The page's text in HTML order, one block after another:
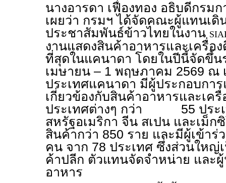
นางอารดา เฟื่องทอง อธิบดีกรม
เผยว่า กรมฯ ได้จัดคณะผู้แทนเดิ
ประชาสัมพันธ์ข้าวไทยในงาน
งานแสดงสินค้าอาหารและเครื่
ที่สุดในแคนาดา โดยในปีนี้จัดขึ้น
เมษายน – 1 พฤษภาคม 2569 ณ
ประเทศแคนาดา มีผู้ประกอบกา
เกี่ยวข้องกับสินค้าอาหารและเค
ประเทศต่างๆ กว่า 55 ประเ
สหรัฐอเมริกา จีน สเปน และเม็ก
สินค้ากว่า 850 ราย และมีผู้เข้าร่
คน จาก 78 ประเทศ ซึ่งส่วนใหญ่
ค้าปลีก ตัวแทนจัดจำหน่าย และ
อาหาร